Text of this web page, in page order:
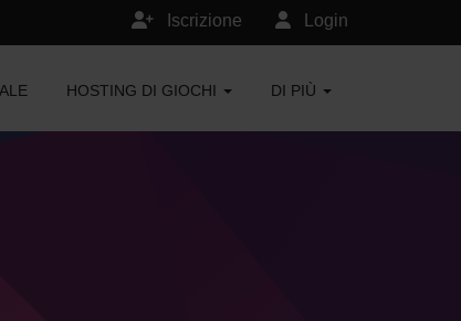
Login
Iscrizione
HOSTING DI GIOCHI DI PIÙ